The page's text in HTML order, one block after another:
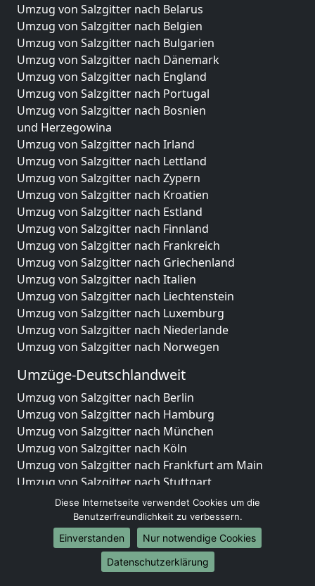
Umzug von Salzgitter nach Belarus
Umzug von Salzgitter nach Belgien
Umzug von Salzgitter nach Bulgarien
Umzug von Salzgitter nach Dänemark
Umzug von Salzgitter nach England
Umzug von Salzgitter nach Portugal
Umzug von Salzgitter nach Bosnien
und Herzegowina
Umzug von Salzgitter nach Irland
Umzug von Salzgitter nach Lettland
Umzug von Salzgitter nach Zypern
Umzug von Salzgitter nach Kroatien
Umzug von Salzgitter nach Estland
Umzug von Salzgitter nach Finnland
Umzug von Salzgitter nach Frankreich
Umzug von Salzgitter nach Griechenland
Umzug von Salzgitter nach Italien
Umzug von Salzgitter nach Liechtenstein
Umzug von Salzgitter nach Luxemburg
Umzug von Salzgitter nach Niederlande
Umzug von Salzgitter nach Norwegen
Umzüge-Deutschlandweit
Umzug von Salzgitter nach Berlin
Umzug von Salzgitter nach Hamburg
Umzug von Salzgitter nach München
Umzug von Salzgitter nach Köln
Umzug von Salzgitter nach Frankfurt am Main
Umzug von Salzgitter nach Stuttgart
Umzug von Salzgitter nach Düsseldorf
Umzug von Salzgitter nach Leipzig
Umzug von Salzgitter nach Dortmund
Umzug von Salzgitter nach Essen
Umzug von Salzgitter nach Bremen
Diese Internetseite verwendet Cookies um die
Benutzerfreundlichkeit zu verbessern.
Einverstanden
Nur notwendige Cookies
Datenschutzerklärung